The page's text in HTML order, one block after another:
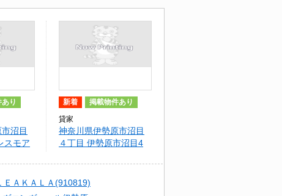
り
沼目
スモア
新着 掲載物件あり
貸家
神奈川県伊勢原市沼目
４丁目 伊勢原市沼目4
ＥＡＫＡＬＡ(910819)